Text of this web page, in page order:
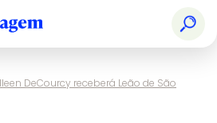
DeCourcy receberá Leão de São